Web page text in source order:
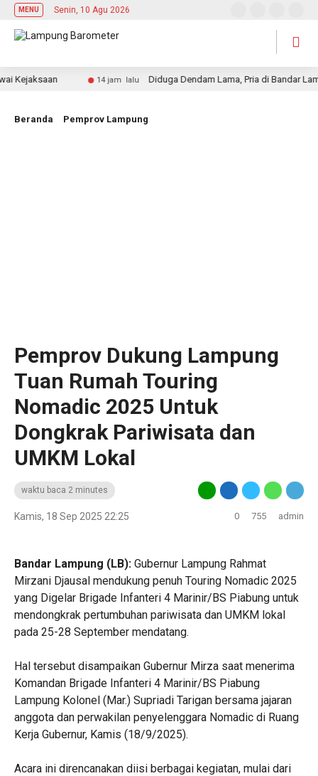
MENU Senin, 10 Agu 2026
14 jam lalu Diduga Dendam Lama, Pria di Bandar
Beranda Pemprov Lampung
‎Pemprov Dukung Lampung
Tuan Rumah Touring
Nomadic 2025 Untuk
Dongkrak Pariwisata dan
UMKM Lokal
waktu baca 2 minutes
Kamis, 18 Sep 2025 22:25 0 755 admin
Bandar Lampung (LB): Gubernur Lampung Rahmat
Mirzani Djausal mendukung penuh Touring Nomadic 2025
yang Digelar Brigade Infanteri 4 Marinir/BS Piabung untuk
mendongkrak pertumbuhan pariwisata dan UMKM lokal
pada 25-28 September mendatang.
‎Hal tersebut disampaikan Gubernur Mirza saat menerima
Komandan Brigade Infanteri 4 Marinir/BS Piabung
Lampung Kolonel (Mar.) Supriadi Tarigan bersama jajaran
anggota dan perwakilan penyelenggara Nomadic di Ruang
Kerja Gubernur, Kamis (18/9/2025).
‎Acara ini direncanakan diisi berbagai kegiatan, mulai dari